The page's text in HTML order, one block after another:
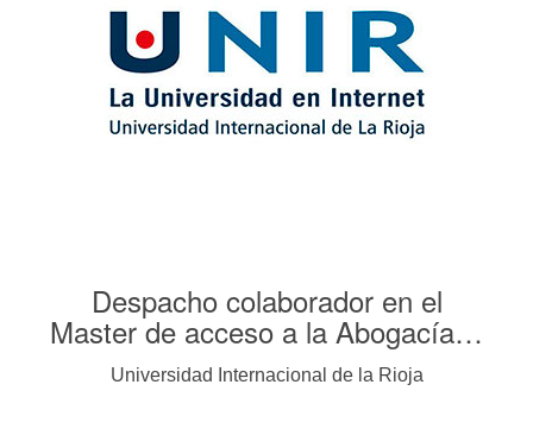
Despacho colaborador en el
Master de acceso a la Abogacía…
Universidad Internacional de la Rioja